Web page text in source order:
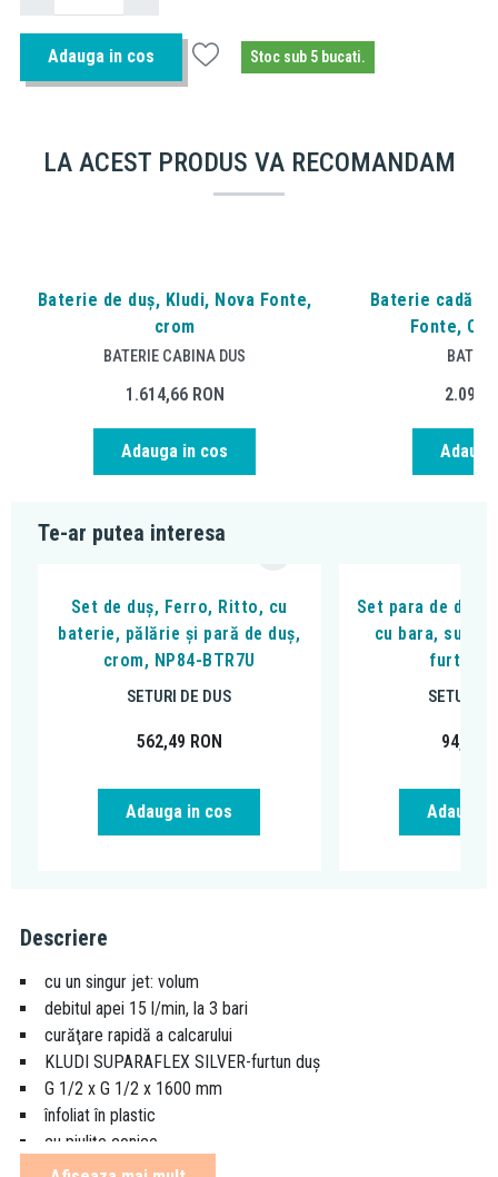
Adauga in cos Stoc sub 5 bucati.
LA ACEST PRODUS VA RECOMANDAM
Baterie de duș, Kludi, Nova Fonte,
crom
BATERIE CABINA DUS
1.614,66 RON
Adauga in cos
Baterie cadă -
Fonte,
Te-ar putea interesa
Set de duș, Ferro, Ritto, cu
baterie, pălărie și pară de duș,
crom, NP84-BTR7U
SETURI DE DUS
562,49 RON
Adauga in cos
Set para de dus,
cu bara,
furtun,
SETURI
94,49
Adauga
Descriere
cu un singur jet: volum
debitul apei 15 l/min, la 3 bari
curăţare rapidă a calcarului
KLUDI SUPARAFLEX SILVER-furtun duş
G 1/2 x G 1/2 x 1600 mm
înfoliat în plastic
cu piuliţe conice
suport fix pentru duş de perete